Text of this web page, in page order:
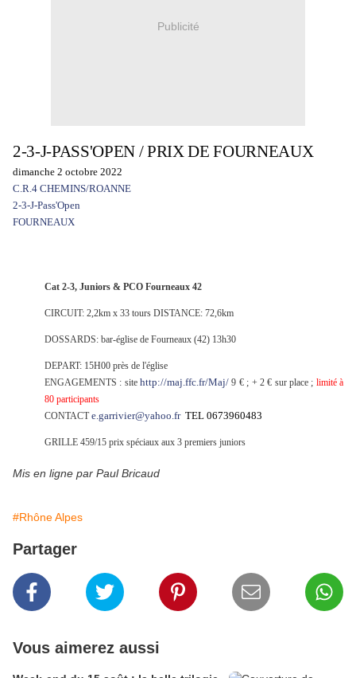
Publicité
2-3-J-PASS'OPEN / PRIX DE FOURNEAUX
dimanche 2 octobre 2022
C.R.4 CHEMINS/ROANNE
2-3-J-Pass'Open
FOURNEAUX
Cat 2-3, Juniors & PCO Fourneaux 42
CIRCUIT: 2,2km x 33 tours DISTANCE: 72,6km
DOSSARDS: bar-église de Fourneaux (42) 13h30
DEPART: 15H00 près de l'église
ENGAGEMENTS : sitehttp://maj.ffc.fr/Maj/ 9 € ; + 2 € sur place ; limité à
80 participants
CONTACTe.garrivier@yahoo.fr TEL 0673960483
GRILLE 459/15 prix spéciaux aux 3 premiers juniors
Mis en ligne par Paul Bricaud
#Rhône Alpes
Partager
Vous aimerez aussi